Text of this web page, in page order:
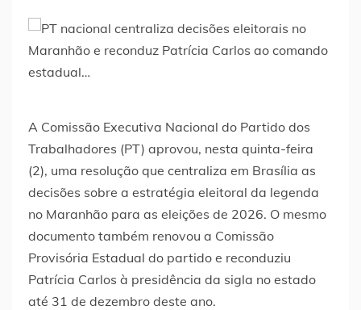
A Comissão Executiva Nacional do Partido dos
Trabalhadores (PT) aprovou, nesta quinta-feira
(2), uma resolução que centraliza em Brasília as
decisões sobre a estratégia eleitoral da legenda
no Maranhão para as eleições de 2026. O mesmo
documento também renovou a Comissão
Provisória Estadual do partido e reconduziu
Patrícia Carlos à presidência da sigla no estado
até 31 de dezembro deste ano.